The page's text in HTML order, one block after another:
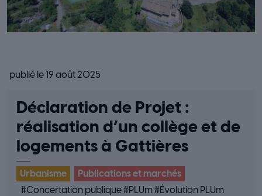
publié le 19 août 2025
Déclaration de Projet :
réalisation d’un collège et de
logements à Gattières
Urbanisme
Publications et marchés
#Concertation publique#PLUm#Évolution PLUm